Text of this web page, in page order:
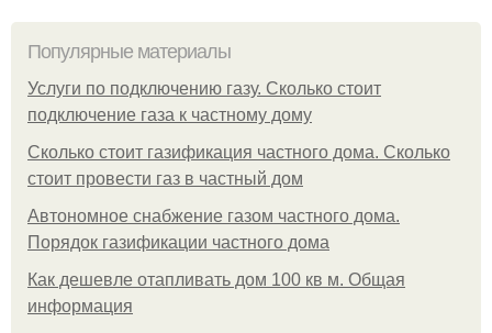
Популярные материалы
Услуги по подключению газу. Сколько стоит
подключение газа к частному дому
Сколько стоит газификация частного дома. Сколько
стоит провести газ в частный дом
Автономное снабжение газом частного дома.
Порядок газификации частного дома
Как дешевле отапливать дом 100 кв м. Общая
информация